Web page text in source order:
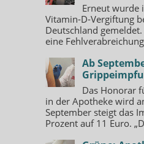
Erneut wurde
Vitamin-D-Vergiftung
Deutschland
eine
Ab
Das Honorar
in der Apotheke wird
September steigt das
Prozent auf 11 Euro.